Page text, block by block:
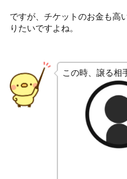
ですが、チケットのお金も高
りたいですよね。
この時、譲る相